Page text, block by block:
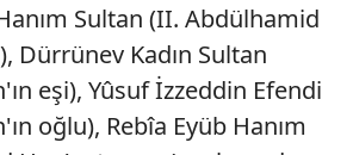
aşağıda yer alan panel
Çerezlere ilişkin detaylı bilgi
tıklayabilir,Çerez Bilgilendirme
Sultan (II. Abdülhamid
Dürrünev Kadın Sultan
eşi), Yûsuf İzzeddin Efendi
oğlu), Rebîa Eyüb Hanım